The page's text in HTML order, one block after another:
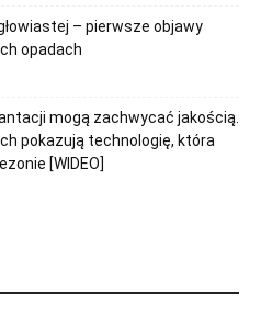
– pierwsze objawy
opadach
mogą zachwycać jakością.
pokazują technologię, która
[WIDEO]